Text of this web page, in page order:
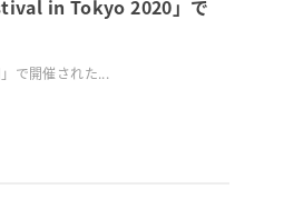
in Tokyo 2020」で
で開催された...